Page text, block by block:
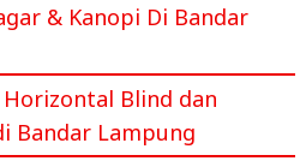
& Kanopi Di Bandar
Blind dan
Bandar Lampung